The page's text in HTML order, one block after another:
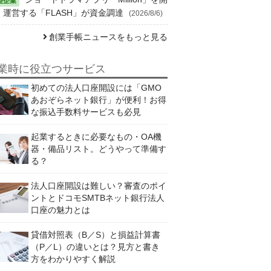
運営する「FLASH」が資金調達
(2026/8/6)
創業手帳ニュースをもっと見る
時に役立つサービス
初めての法人口座開設には「GMO
あおぞらネット銀行」が便利！お得
な振込手数料サービスも必見
起業するときに必要なもの・OA機
器・備品リスト。どうやって準備す
る？
法人口座開設は難しい？審査のポイ
ントとドコモSMTBネット銀行法人
口座の魅力とは
貸借対照表（B／S）と損益計算書
（P／L）の違いとは？見方と書き
方をわかりやすく解説